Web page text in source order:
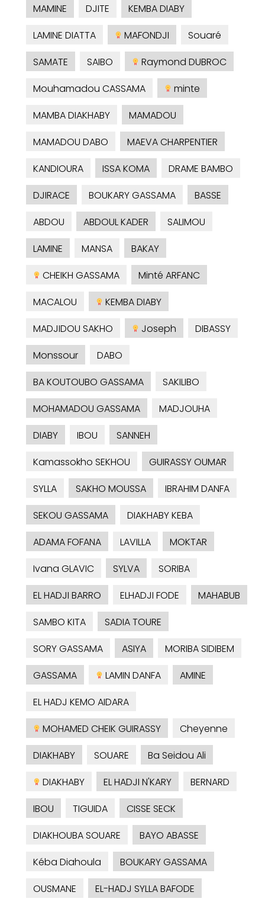
MAMINE
DJITE
KEMBA DIABY
LAMINE DIATTA
MAFONDJI
Souaré
SAMATE
SAIBO
Raymond DUBROC
Mouhamadou CASSAMA
minte
MAMBA DIAKHABY
MAMADOU
MAMADOU DABO
MAEVA CHARPENTIER
KANDIOURA
ISSA KOMA
DRAME BAMBO
DJIRACE
BOUKARY GASSAMA
BASSE
ABDOU
ABDOUL KADER
SALIMOU
LAMINE
MANSA
BAKAY
CHEIKH GASSAMA
Minté ARFANC
MACALOU
KEMBA DIABY
MADJIDOU SAKHO
Joseph
DIBASSY
Monssour
DABO
BA KOUTOUBO GASSAMA
SAKILIBO
MOHAMADOU GASSAMA
MADJOUHA
DIABY
IBOU
SANNEH
Kamassokho SEKHOU
GUIRASSY OUMAR
SYLLA
SAKHO MOUSSA
IBRAHIM DANFA
SEKOU GASSAMA
DIAKHABY KEBA
ADAMA FOFANA
LAVILLA
MOKTAR
Ivana GLAVIC
SYLVA
SORIBA
EL HADJI BARRO
ELHADJI FODE
MAHABUB
SAMBO KITA
SADIA TOURE
SORY GASSAMA
ASIYA
MORIBA SIDIBEM
GASSAMA
LAMIN DANFA
AMINE
EL HADJ KEMO AIDARA
MOHAMED CHEIK GUIRASSY
Cheyenne
DIAKHABY
SOUARE
Ba Seidou Ali
DIAKHABY
EL HADJI N'KARY
BERNARD
IBOU
TIGUIDA
CISSE SECK
DIAKHOUBA SOUARE
BAYO ABASSE
Kéba Diahoula
BOUKARY GASSAMA
OUSMANE
EL-HADJ SYLLA BAFODE